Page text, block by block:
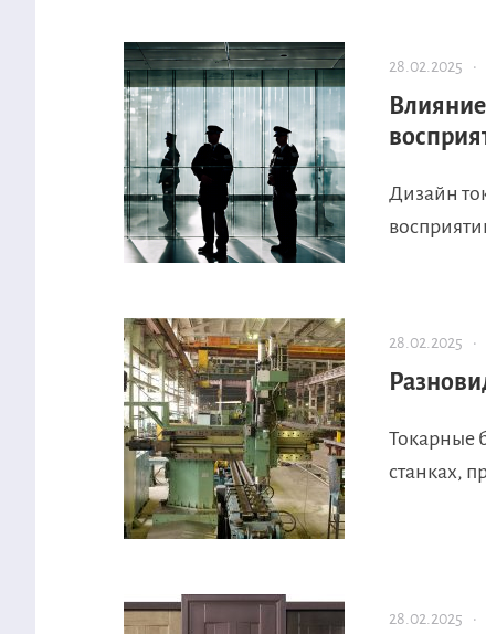
28.02.2025 ·
Дизайн
28.02.2025 ·
Токарные
станках,
28.02.2025 ·